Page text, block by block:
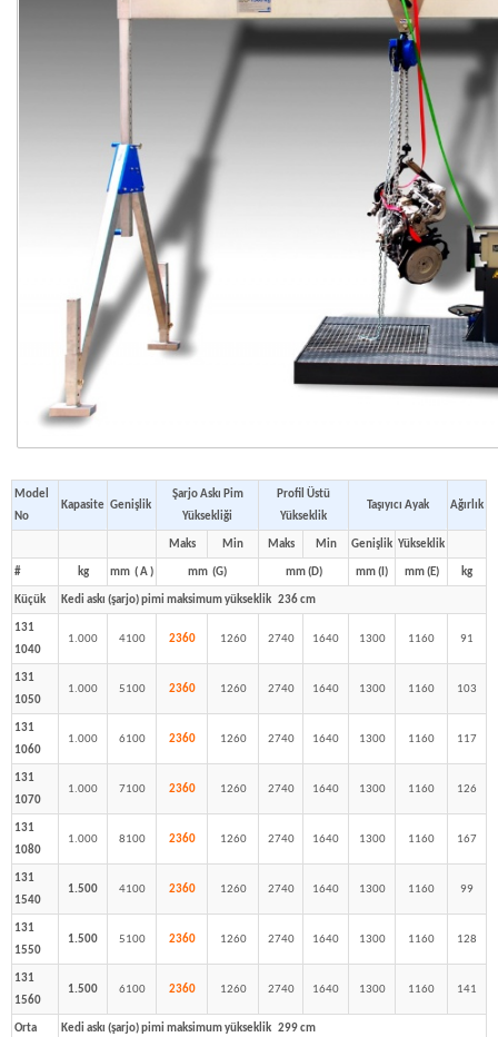
Model
No
Kapasite Genişlik
Şarjo Askı Pim
Yüksekliği
Profil Üstü
Yükseklik
Taşıyıcı Ayak Ağırlık
Maks Min Maks Min Genişlik Yükseklik
# kg mm ( A ) mm (G) mm (D) mm (I) mm (E) kg
Küçük Kedi askı (şarjo) pimi maksimum yükseklik 236 cm
131
1040
1.000 4100 2360 1260 2740 1640 1300 1160 91
131
1050
1.000 5100 2360 1260 2740 1640 1300 1160 103
131
1060
1.000 6100 2360 1260 2740 1640 1300 1160 117
131
1070
1.000 7100 2360 1260 2740 1640 1300 1160 126
131
1080
1.000 8100 2360 1260 2740 1640 1300 1160 167
131
1540
1.500 4100 2360 1260 2740 1640 1300 1160 99
131
1550
1.500 5100 2360 1260 2740 1640 1300 1160 128
131
1560
1.500 6100 2360 1260 2740 1640 1300 1160 141
Orta Kedi askı (şarjo) pimi maksimum yükseklik 299 cm